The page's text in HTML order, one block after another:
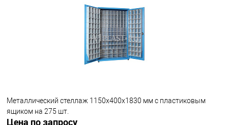
Металлический стеллаж 1150х400х1830 мм с пластиковым
ящиком на 275 шт.
Цена по запросу